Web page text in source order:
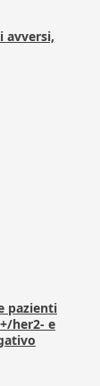
pazienti
her2- e